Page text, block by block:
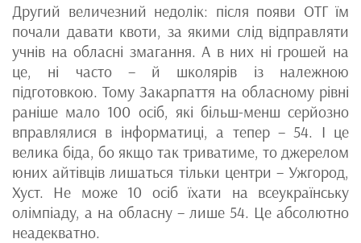
Другий величезний недолік: після появи ОТГ їм
почали давати квоти, за якими слід відправляти
учнів на обласні змагання. А в них ні грошей на
це, ні часто – й школярів із належною
підготовкою. Тому Закарпаття на обласному рівні
раніше мало 100 осіб, які більш-менш серйозно
вправлялися в інформатиці, а тепер – 54. І це
велика біда, бо якщо так триватиме, то джерелом
юних айтівців лишаться тільки центри – Ужгород,
Хуст. Не може 10 осіб їхати на всеукраїнську
олімпіаду, а на обласну – лише 54. Це абсолютно
неадекватно.